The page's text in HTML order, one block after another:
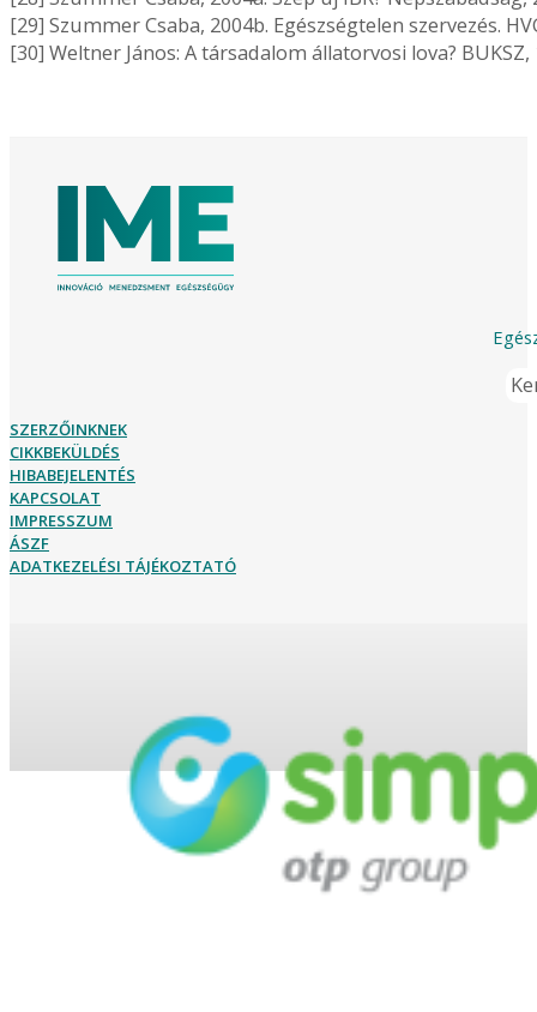
[29] Szummer Csaba, 2004b. Egészségtelen szervezés.
[30] Weltner János: A társadalom állatorvosi lova? BUKSZ,
SZERZŐINKNEK
CIKKBEKÜLDÉS
HIBABEJELENTÉS
KAPCSOLAT
IMPRESSZUM
ÁSZF
ADATKEZELÉSI TÁJÉKOZTATÓ